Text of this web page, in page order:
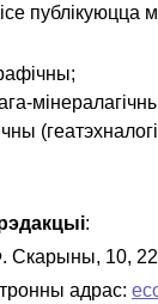
публікуюцца
:
Скарыны, 10,
адрас: